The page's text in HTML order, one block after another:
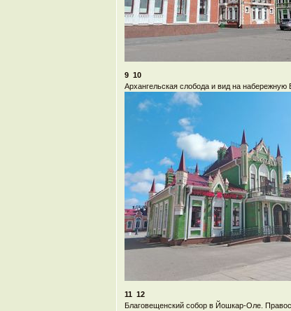
9 10
Архангельская слобода и вид на набережную
11 12
Благовещенский собор в Йошкар-Оле.